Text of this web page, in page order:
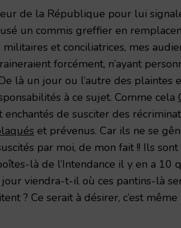
de la République pour lui
un commis greffier en
et conciliatrices, mes
forcément, n’ayant
là un jour ou l’autre des plaintes
à ce sujet. Comme cela
de susciter des
et prévenus. Car ils ne se
par moi, de mon fait !! Ils sont
là de l’Intendance il y en a 10
viendra-t-il où ces pantins-là
? Ce serait à désirer, c’est même